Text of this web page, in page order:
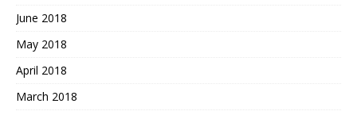
June 2018
May 2018
April 2018
March 2018